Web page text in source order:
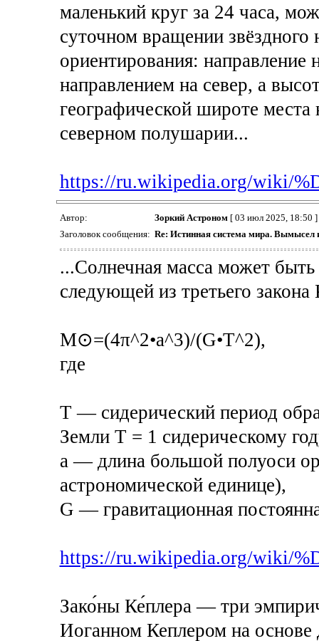
маленький круг за 24 часа,
суточном вращении звёздного
ориентирования: направление
направлением на север, а
географической широте
северном полушарии...
https://ru.wikipedia.org/wiki/
Автор: Зоркий Астроном[ 03 июл 2025, 18:50 ]
Заголовок сообщения: Re: Истинная система мира. Вымысел
...Солнечная масса может
следующей из третьего закона
M⊙=(4π^2•a^3)/(G•T^2),
где
T — сидерический период
Земли T = 1 сидерическому
a — длина большой полуоси
астрономической единице),
G — гравитационная
https://ru.wikipedia.org/wiki/
Зако́ны Ке́плера — три
Иоганном Кеплером на основе